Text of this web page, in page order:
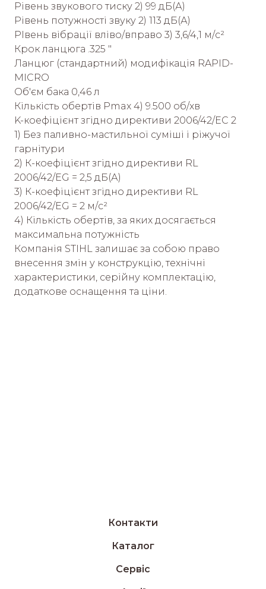
Рівень звукового тиску 2) 99 дБ(А)
Рівень потужності звуку 2) 113 дБ(А)
РІвень вібрації вліво/вправо 3) 3,6/4,1 м/с²
Крок ланцюга .325 "
Ланцюг (стандартний) модифікація RAPID-
MICRO
Об'єм бака 0,46 л
Кількість обертів Pmax 4) 9.500 об/хв
K-коефіцієнт згідно директиви 2006/42/EC 2
1) Без паливно-мастильної суміші і ріжучої
гарнітури
2) К-коефіцієнт згідно директиви RL
2006/42/EG = 2,5 дБ(А)
3) К-коефіцієнт згідно директиви RL
2006/42/EG = 2 м/с²
4) Кількість обертів, за яких досягається
максимальна потужність
Компанія STIHL залишає за собою право
внесення змін у конструкцію, технічні
характеристики, серійну комплектацію,
додаткове оснащення та ціни.
Контакти
Каталог
Сервіс